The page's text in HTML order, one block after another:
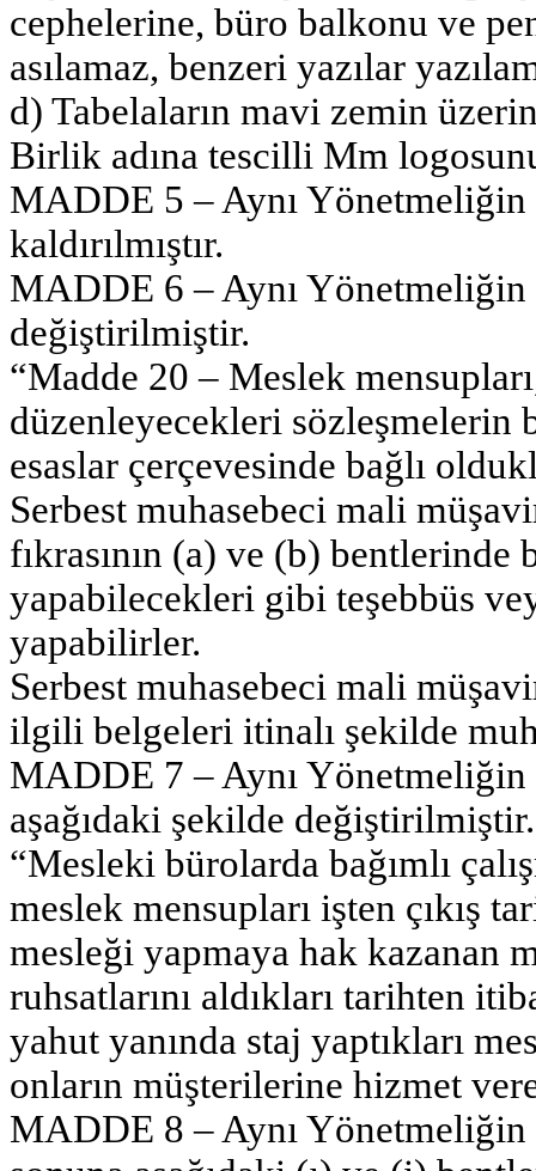
cephelerine, büro balkonu ve
asılamaz, benzeri yazılar
d) Tabelaların mavi zemin
Birlik adına tescilli Mm
MADDE 5 – Aynı
kaldırılmıştır.
MADDE 6 – Aynı Yönetmeliğin
değiştirilmiştir.
“Madde 20 – Meslek
düzenleyecekleri
esaslar çerçevesinde bağlı
Serbest muhasebeci mali
fıkrasının (a) ve (b)
yapabilecekleri gibi teşebbüs
yapabilirler.
Serbest muhasebeci mali
ilgili belgeleri itinalı şekilde
MADDE 7 – Aynı Yönetmeliğin
aşağıdaki şekilde değiştirilmiştir.
“Mesleki bürolarda bağımlı
meslek mensupları işten çıkış
mesleği yapmaya hak kazanan
ruhsatlarını aldıkları tarihten
yahut yanında staj yaptıkları
onların müşterilerine hizmet
MADDE 8 – Aynı Yönetmeliğin